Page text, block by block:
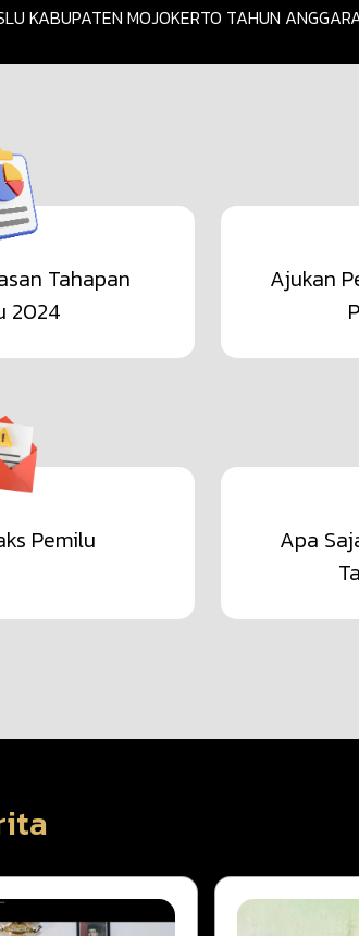
KABUPATEN MOJOKERTO TAHUN
Tahapan
2024
Ajukan
Pemilu
Apa